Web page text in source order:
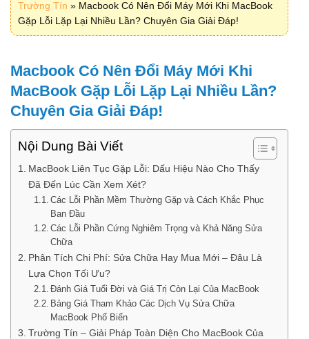
Trường Tín » Macbook Có Nên Đổi Máy Mới Khi MacBook
Gặp Lỗi Lặp Lại Nhiều Lần? Chuyên Gia Giải Đáp!
Macbook Có Nên Đổi Máy Mới Khi
MacBook Gặp Lỗi Lặp Lại Nhiều Lần?
Chuyên Gia Giải Đáp!
Nội Dung Bài Viết
MacBook Liên Tục Gặp Lỗi: Dấu Hiệu Nào Cho Thấy
Đã Đến Lúc Cần Xem Xét?
Các Lỗi Phần Mềm Thường Gặp và Cách Khắc Phục
Ban Đầu
Các Lỗi Phần Cứng Nghiêm Trọng và Khả Năng Sửa
Chữa
Phân Tích Chi Phí: Sửa Chữa Hay Mua Mới – Đâu Là
Lựa Chọn Tối Ưu?
Đánh Giá Tuổi Đời và Giá Trị Còn Lại Của MacBook
Bảng Giá Tham Khảo Các Dịch Vụ Sửa Chữa
MacBook Phổ Biến
Trường Tín – Giải Pháp Toàn Diện Cho MacBook Của